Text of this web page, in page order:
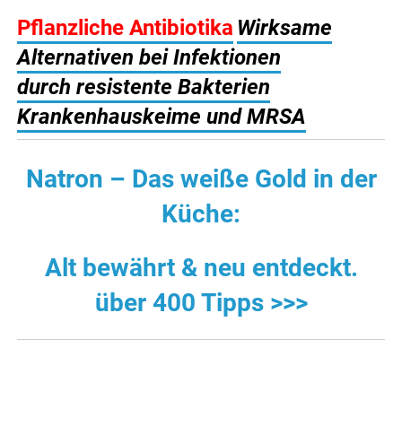
Pflanzliche Antibiotika Wirksame
Alternativen bei Infektionen
durch resistente Bakterien
Krankenhauskeime und MRSA
Natron – Das weiße Gold in der
Küche:
Alt bewährt & neu entdeckt.
über 400 Tipps >>>